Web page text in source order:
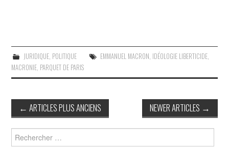
JURIDIQUE, POLITIQUE EMMANUEL MACRON, IDÉOLOGIE LIBERTICIDE,
MACRONIE, PARQUET DE PARIS
Post
navigation
← ARTICLES PLUS ANCIENS NEWER ARTICLES →
Search
for: